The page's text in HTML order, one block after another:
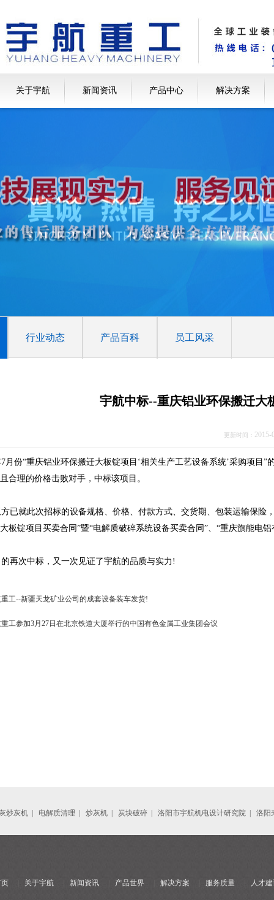
关于宇航 新闻资讯 产品中心 解决方案
行业动态 产品百科 员工风采
宇航中标--重庆铝业环保搬迁大
更新时间：
份“重庆铝业环保搬迁大板锭项目‘相关生产工艺设备系统’采购项目
合理的价格击败对手，中标该项目。
就此次招标的设备规格、价格、付款方式、交货期、包装运输保险
板锭项目买卖合同”暨“电解质破碎系统设备买卖合同”、“重庆旗能电
次中标，又一次见证了宇航的品质与实力!
工--新疆天龙矿业公司的成套设备装车发货!
工参加3月27日在北京铁道大厦举行的中国有色金属工业集团会议
炒灰机 电解质清理 炒灰机 炭块破碎 洛阳市宇航机电设计研究院 洛阳
关于宇航 新闻资讯 产品世界 解决方案 服务质量 人才